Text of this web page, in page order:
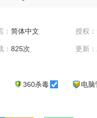
： 简体中文 授权：
： 825次 更新：
360杀毒 电脑